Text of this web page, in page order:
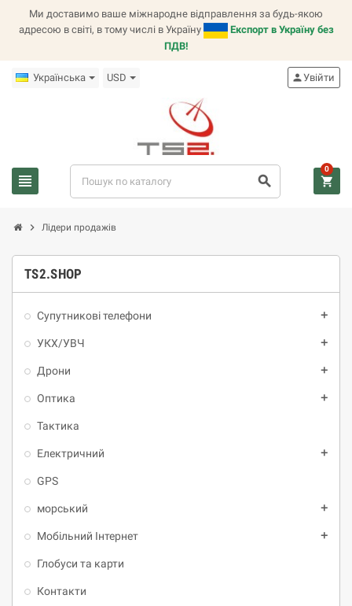
Ми доставимо ваше міжнародне відправлення за будь-якою
адресою в світі, в тому числі в Україну
Експорт в Україну без
ПДВ!
Українська USD
view_headline search
personУвійти
shopping_cart
0
chevron_right Лідери продажів
TS2.SHOP
Супутникові телефони add
УКХ/УВЧ add
Дрони add
Oптика add
Тактика
Електричний add
GPS
морський add
Мобільний Інтернет add
Глобуси та карти
Контакти